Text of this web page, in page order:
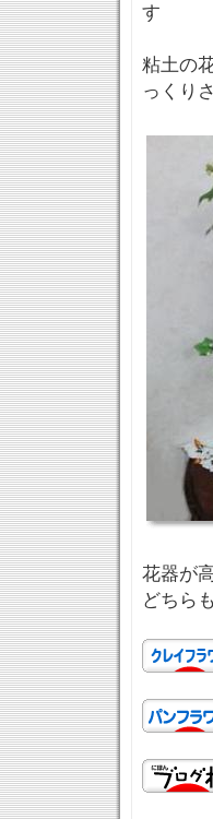
す
粘土の
っくり
花器が
どちら